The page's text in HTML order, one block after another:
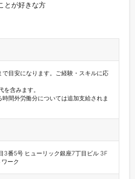
とが好きな方
目安になります。ご経験・スキルに応
含みます。
間外労働分については追加支給されま
3番5号 ヒューリック銀座7丁目ビル 3F
ーク